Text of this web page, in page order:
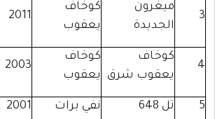
كوخاف
يعقوب
43
شرق
كوخاف
يعقوب
4
نفي برات 2001
13